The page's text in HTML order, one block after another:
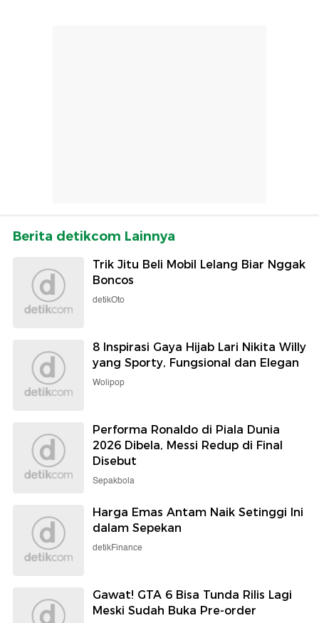
Berita detikcom Lainnya
Trik Jitu Beli Mobil Lelang Biar Nggak
Boncos
detikOto
8 Inspirasi Gaya Hijab Lari Nikita Willy
yang Sporty, Fungsional dan Elegan
Wolipop
Performa Ronaldo di Piala Dunia
2026 Dibela, Messi Redup di Final
Disebut
Sepakbola
Harga Emas Antam Naik Setinggi Ini
dalam Sepekan
detikFinance
Gawat! GTA 6 Bisa Tunda Rilis Lagi
Meski Sudah Buka Pre-order